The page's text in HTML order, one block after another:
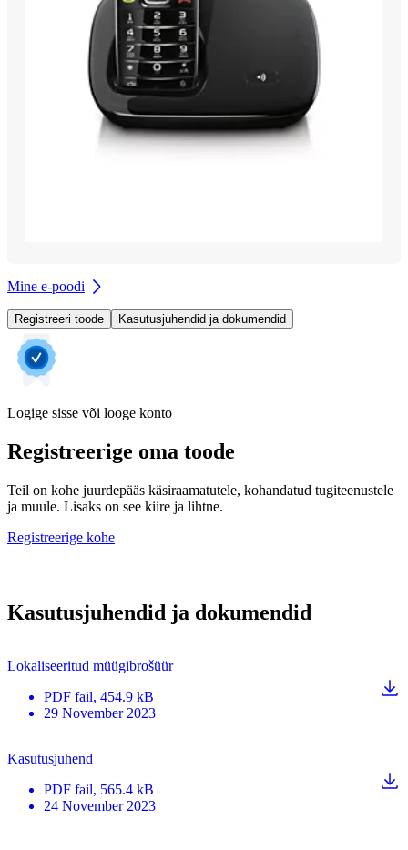
Mine e-poodi
Registreeri toode Kasutusjuhendid ja dokumendid
Logige sisse või looge konto
Registreerige oma toode
Teil on kohe juurdepääs käsiraamatutele, kohandatud tugiteenustele
ja muule. Lisaks on see kiire ja lihtne.
Registreerige kohe
Kasutusjuhendid ja dokumendid
Lokaliseeritud müügibrošüür
PDF fail, 454.9 kB
29 November 2023
Kasutusjuhend
PDF fail, 565.4 kB
24 November 2023